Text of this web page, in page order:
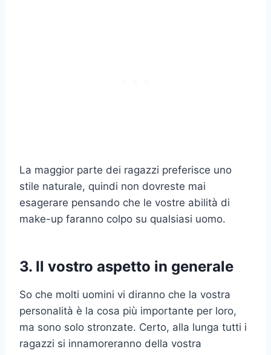
La maggior parte dei ragazzi preferisce uno
stile naturale, quindi non dovreste mai
esagerare pensando che le vostre abilità di
make-up faranno colpo su qualsiasi uomo.
3. Il vostro aspetto in generale
So che molti uomini vi diranno che la vostra
personalità è la cosa più importante per loro,
ma sono solo stronzate. Certo, alla lunga tutti i
ragazzi si innamoreranno della vostra